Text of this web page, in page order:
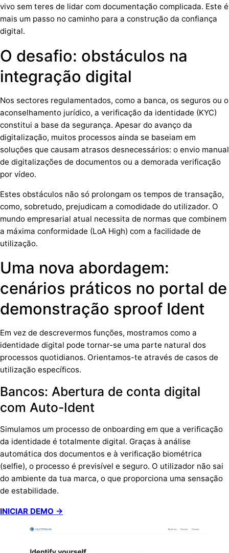
vivo sem teres de lidar com documentação complicada. Este é
mais um passo no caminho para a construção da confiança
digital.
O desafio: obstáculos na
integração digital
Nos sectores regulamentados, como a banca, os seguros ou o
aconselhamento jurídico, a verificação da identidade (KYC)
constitui a base da segurança. Apesar do avanço da
digitalização, muitos processos ainda se baseiam em
soluções que causam atrasos desnecessários: o envio manual
de digitalizações de documentos ou a demorada verificação
por vídeo.
Estes obstáculos não só prolongam os tempos de transação,
como, sobretudo, prejudicam a comodidade do utilizador. O
mundo empresarial atual necessita de normas que combinem
a máxima conformidade (LoA High) com a facilidade de
utilização.
Uma nova abordagem:
cenários práticos no portal de
demonstração sproof Ident
Em vez de descrevermos funções, mostramos como a
identidade digital pode tornar-se uma parte natural dos
processos quotidianos. Orientamos-te através de casos de
utilização específicos.
Bancos: Abertura de conta digital
com Auto-Ident
Simulamos um processo de onboarding em que a verificação
da identidade é totalmente digital. Graças à análise
automática dos documentos e à verificação biométrica
(selfie), o processo é previsível e seguro. O utilizador não sai
do ambiente da tua marca, o que proporciona uma sensação
de estabilidade.
INICIAR DEMO →